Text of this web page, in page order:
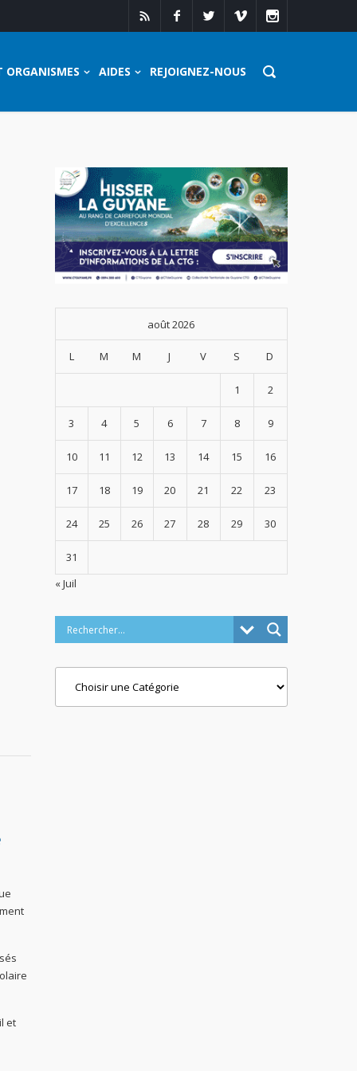
ORGANISMES AIDES REJOIGNEZ-NOUS
et
août 2026
L M M J V S D
1 2
3 4 5 6 7 8 9
10 11 12 13 14 15 16
17 18 19 20 21 22 23
24 25 26 27 28 29 30
31
« Juil